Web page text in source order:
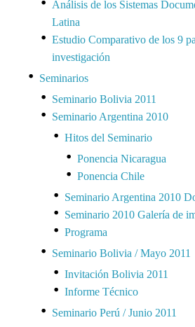
Análisis de los Sistemas
Latina
Estudio Comparativo de los 9
investigación
Seminarios
Seminario Bolivia 2011
Seminario Argentina 2010
Hitos del Seminario
Ponencia Nicaragua
Ponencia Chile
Seminario Argentina 2010
Seminario 2010 Galería de
Programa
Seminario Bolivia / Mayo 2011
Invitación Bolivia 2011
Informe Técnico
Seminario Perú / Junio 2011